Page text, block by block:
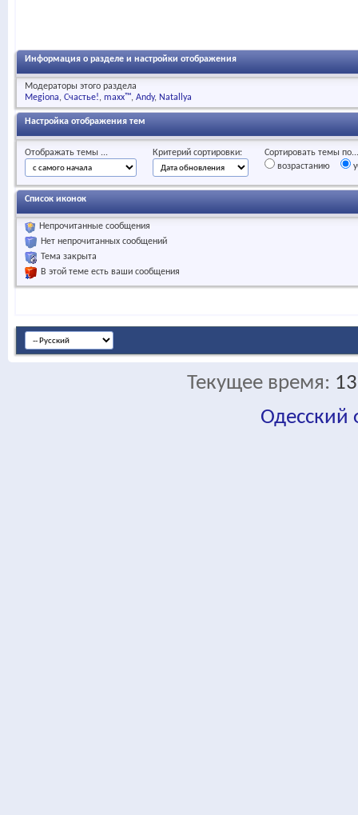
Информация о разделе и настройки отображения
Модераторы этого раздела
Megiona Счастье! maxx™ Andy Natallya
Настройка отображения тем
Отображать темы ... Критерий сортировки:
Сортировать темы по...
возрастанию
Список иконок
Непрочитанные сообщения
Нет непрочитанных сообщений
Тема закрыта
В этой теме есть ваши сообщения
Текущее время:
Одесский